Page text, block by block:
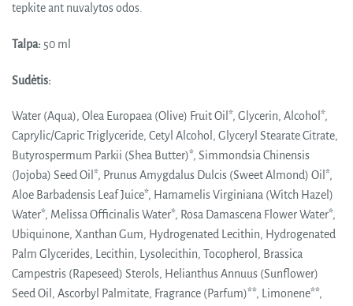
tepkite ant nuvalytos odos.
Talpa: 50 ml
Sudėtis:
Water (Aqua), Olea Europaea (Olive) Fruit Oil*, Glycerin, Alcohol*,
Caprylic/Capric Triglyceride, Cetyl Alcohol, Glyceryl Stearate Citrate,
Butyrospermum Parkii (Shea Butter)*, Simmondsia Chinensis
(Jojoba) Seed Oil*, Prunus Amygdalus Dulcis (Sweet Almond) Oil*,
Aloe Barbadensis Leaf Juice*, Hamamelis Virginiana (Witch Hazel)
Water*, Melissa Officinalis Water*, Rosa Damascena Flower Water*,
Ubiquinone, Xanthan Gum, Hydrogenated Lecithin, Hydrogenated
Palm Glycerides, Lecithin, Lysolecithin, Tocopherol, Brassica
Campestris (Rapeseed) Sterols, Helianthus Annuus (Sunflower)
Seed Oil, Ascorbyl Palmitate, Fragrance (Parfum)**, Limonene**,